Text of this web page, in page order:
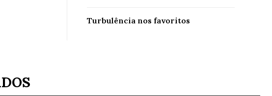
Turbulência nos favoritos